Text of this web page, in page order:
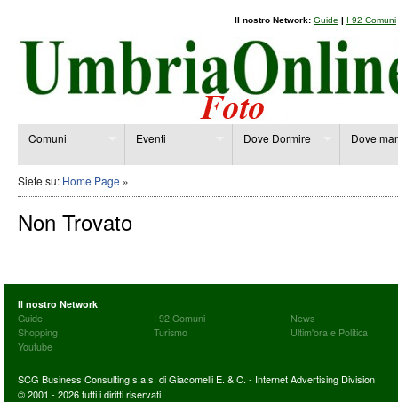
Il nostro Network: Guide | I 92 Comuni
Comuni Eventi Dove Dormire Dove
Siete su: Home Page »
Non Trovato
Il nostro Network
Guide
I 92 Comuni
News
Shopping
Turismo
Ultim'ora e Politica
Youtube
SCG Business Consulting s.a.s. di Giacomelli E. & C. - Internet Advertising Division
© 2001 - 2026 tutti i diritti riservati